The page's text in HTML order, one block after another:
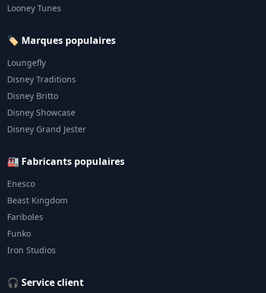
Looney Tunes
🏷️ Marques populaires
Loungefly
Disney Traditions
Disney Britto
Disney Showcase
Disney Grand Jester
🏭 Fabricants populaires
Enesco
Beast Kingdom
Fariboles
Funko
Iron Studios
🎧 Service client